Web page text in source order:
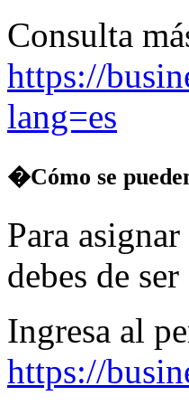
Consulta
https://
lang=es
�Cómo se
Para
debes de
Ingresa al
https://